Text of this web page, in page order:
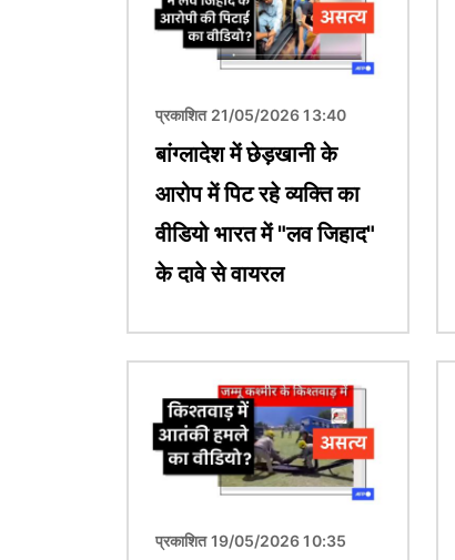
प्रकाशित 21/05/2026 13:40
बांग्लादेश में छेड़खानी के
आरोप में पिट रहे व्यक्ति का
वीडियो भारत में "लव जिहाद"
के दावे से वायरल
प्रकाशित 19/05/2026 10:35